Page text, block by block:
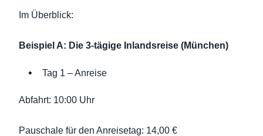
Im Überblick:
Beispiel A: Die 3-tägige Inlandsreise (München)
Tag 1 – Anreise
Abfahrt: 10:00 Uhr
Pauschale für den Anreisetag: 14,00 €